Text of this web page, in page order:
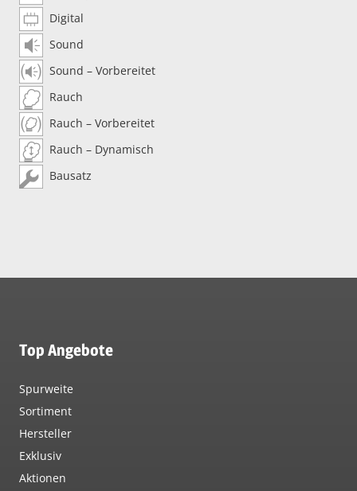
Digital
Sound
Sound – Vorbereitet
Rauch
Rauch – Vorbereitet
Rauch – Dynamisch
Bausatz
Top Angebote
Spurweite
Sortiment
Hersteller
Exklusiv
Aktionen